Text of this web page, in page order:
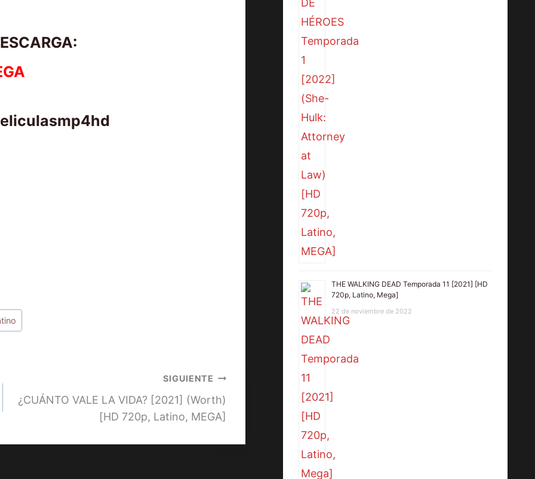
SIGUIENTE
¿CUÁNTO VALE LA VIDA? [2021] (Worth)
[HD 720p, Latino, MEGA]
THE WALKING DEAD Temporada 11 [2021] [HD
720p, Latino, Mega]
22 de noviembre de 2022